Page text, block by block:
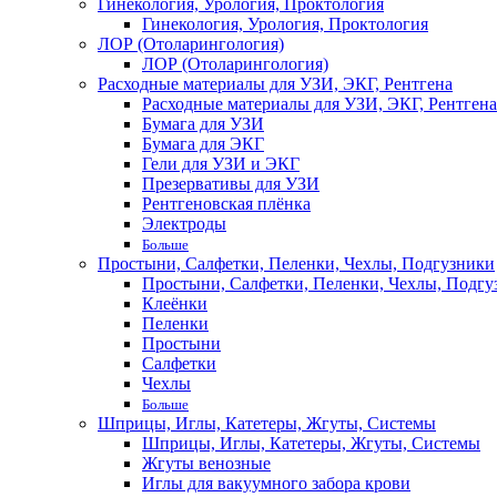
Гинекология, Урология, Проктология
Гинекология, Урология, Проктология
ЛОР (Отоларингология)
ЛОР (Отоларингология)
Расходные материалы для УЗИ, ЭКГ, Рентгена
Расходные материалы для УЗИ, ЭКГ, Рентгена
Бумага для УЗИ
Бумага для ЭКГ
Гели для УЗИ и ЭКГ
Презервативы для УЗИ
Рентгеновская плёнка
Электроды
Больше
Простыни, Салфетки, Пеленки, Чехлы, Подгузники
Простыни, Салфетки, Пеленки, Чехлы,
Клеёнки
Пеленки
Простыни
Салфетки
Чехлы
Больше
Шприцы, Иглы, Катетеры, Жгуты, Системы
Шприцы, Иглы, Катетеры, Жгуты, Системы
Жгуты венозные
Иглы для вакуумного забора крови